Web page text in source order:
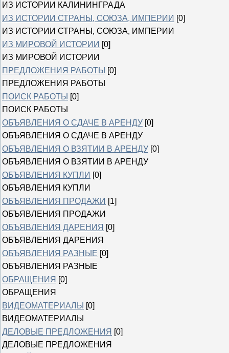
ИЗ ИСТОРИИ КАЛИНИНГРАДА
ИЗ ИСТОРИИ СТРАНЫ, СОЮЗА, ИМПЕРИИ [0]
ИЗ ИСТОРИИ СТРАНЫ, СОЮЗА, ИМПЕРИИ
ИЗ МИРОВОЙ ИСТОРИИ [0]
ИЗ МИРОВОЙ ИСТОРИИ
ПРЕДЛОЖЕНИЯ РАБОТЫ [0]
ПРЕДЛОЖЕНИЯ РАБОТЫ
ПОИСК РАБОТЫ [0]
ПОИСК РАБОТЫ
ОБЪЯВЛЕНИЯ О СДАЧЕ В АРЕНДУ [0]
ОБЪЯВЛЕНИЯ О СДАЧЕ В АРЕНДУ
ОБЪЯВЛЕНИЯ О ВЗЯТИИ В АРЕНДУ [0]
ОБЪЯВЛЕНИЯ О ВЗЯТИИ В АРЕНДУ
ОБЪЯВЛЕНИЯ КУПЛИ [0]
ОБЪЯВЛЕНИЯ КУПЛИ
ОБЪЯВЛЕНИЯ ПРОДАЖИ [1]
ОБЪЯВЛЕНИЯ ПРОДАЖИ
ОБЪЯВЛЕНИЯ ДАРЕНИЯ [0]
ОБЪЯВЛЕНИЯ ДАРЕНИЯ
ОБЪЯВЛЕНИЯ РАЗНЫЕ [0]
ОБЪЯВЛЕНИЯ РАЗНЫЕ
ОБРАЩЕНИЯ [0]
ОБРАЩЕНИЯ
ВИДЕОМАТЕРИАЛЫ [0]
ВИДЕОМАТЕРИАЛЫ
ДЕЛОВЫЕ ПРЕДЛОЖЕНИЯ [0]
ДЕЛОВЫЕ ПРЕДЛОЖЕНИЯ